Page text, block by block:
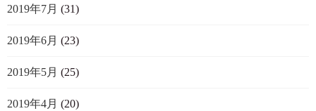
2019年7月 (31)
2019年6月 (23)
2019年5月 (25)
2019年4月 (20)